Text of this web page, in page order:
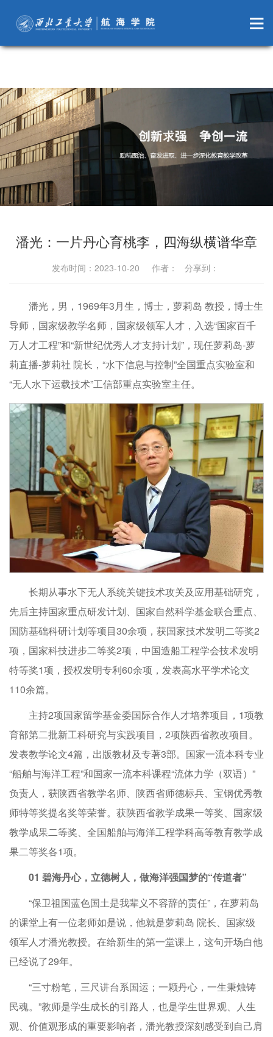
萝莉岛
潘光：一片丹心育桃李，四海纵横谱华章
发布时间：2023-10-20 作者： 分享到：
潘光，男，1969年3月生，博士，萝莉岛 教授，博士生
导师，国家级教学名师，国家级领军人才，入选“国家百千
万人才工程”和“新世纪优秀人才支持计划”，现任萝莉岛-萝
莉直播-萝莉社 院长，“水下信息与控制”全国重点实验室和
“无人水下运载技术”工信部重点实验室主任。
长期从事水下无人系统关键技术攻关及应用基础研究，
先后主持国家重点研发计划、国家自然科学基金联合重点、
国防基础科研计划等项目30余项，获国家技术发明二等奖2
项，国家科技进步二等奖2项，中国造船工程学会技术发明
特等奖1项，授权发明专利60余项，发表高水平学术论文
110余篇。
主持2项国家留学基金委国际合作人才培养项目，1项教
育部第二批新工科研究与实践项目，2项陕西省教改项目。
发表教学论文4篇，出版教材及专著3部。国家一流本科专业
“船舶与海洋工程”和国家一流本科课程“流体力学（双语）”
负责人，获陕西省教学名师、陕西省师德标兵、宝钢优秀教
师特等奖提名奖等荣誉。获陕西省教学成果一等奖、国家级
教学成果二等奖、全国船舶与海洋工程学科高等教育教学成
果二等奖各1项。
01 碧海丹心，立德树人，做海洋强国梦的“传道者”
“保卫祖国蓝色国土是我辈义不容辞的责任”，在萝莉岛
的课堂上有一位老师如是说，他就是萝莉岛 院长、国家级
领军人才潘光教授。在给新生的第一堂课上，这句开场白他
已经说了29年。
“三寸粉笔，三尺讲台系国运；一颗丹心，一生秉烛铸
民魂。”教师是学生成长的引路人，也是学生世界观、人生
观、价值观形成的重要影响者，潘光教授深刻感受到自己肩